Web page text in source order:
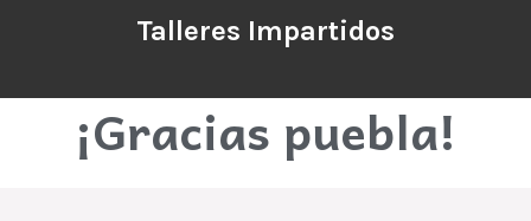
Talleres Impartidos
¡Gracias puebla!